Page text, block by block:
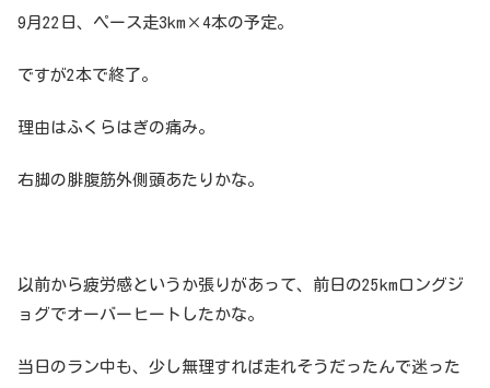
9月22日、ペース走3km×4本の予定。
ですが2本で終了。
理由はふくらはぎの痛み。
右脚の腓腹筋外側頭あたりかな。
以前から疲労感というか張りがあって、前日の25kmロングジ
ョグでオーバーヒートしたかな。
当日のラン中も、少し無理すれば走れそうだったんで迷った